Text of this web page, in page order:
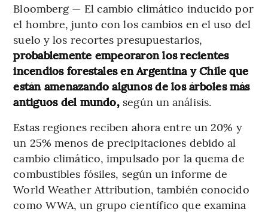
Bloomberg — El cambio climático inducido por
el hombre, junto con los cambios en el uso del
suelo y los recortes presupuestarios,
probablemente empeoraron los recientes
incendios forestales en Argentina y Chile que
están amenazando algunos de los árboles más
antiguos del mundo, según un análisis.
Estas regiones reciben ahora entre un 20% y
un 25% menos de precipitaciones debido al
cambio climático, impulsado por la quema de
combustibles fósiles, según un informe de
World Weather Attribution, también conocido
como WWA, un grupo científico que examina